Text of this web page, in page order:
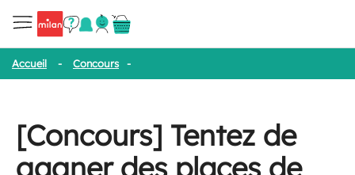
Accueil - Concours -
[Concours] Tentez de
gagner des places de